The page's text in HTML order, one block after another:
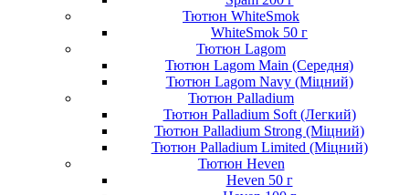
Тютюн WhiteSmok
WhiteSmok 50 г
Тютюн Lagom
Тютюн Lagom Main (Середня)
Тютюн Lagom Navy (Міцний)
Тютюн Palladium
Тютюн Palladium Soft (Легкий)
Тютюн Palladium Strong (Міцний)
Тютюн Palladium Limited (Міцний)
Тютюн Heven
Heven 50 г